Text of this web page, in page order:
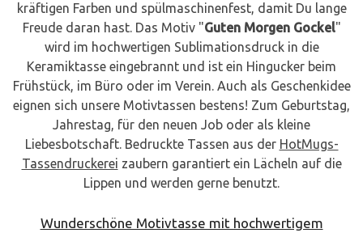
kräftigen Farben und spülmaschinenfest, damit Du lange
Freude daran hast. Das Motiv "Guten Morgen Gockel"
wird im hochwertigen Sublimationsdruck in die
Keramiktasse eingebrannt und ist ein Hingucker beim
Frühstück, im Büro oder im Verein. Auch als Geschenkidee
eignen sich unsere Motivtassen bestens! Zum Geburtstag,
Jahrestag, für den neuen Job oder als kleine
Liebesbotschaft. Bedruckte Tassen aus der HotMugs-
Tassendruckerei zaubern garantiert ein Lächeln auf die
Lippen und werden gerne benutzt.
Wunderschöne Motivtasse mit hochwertigem